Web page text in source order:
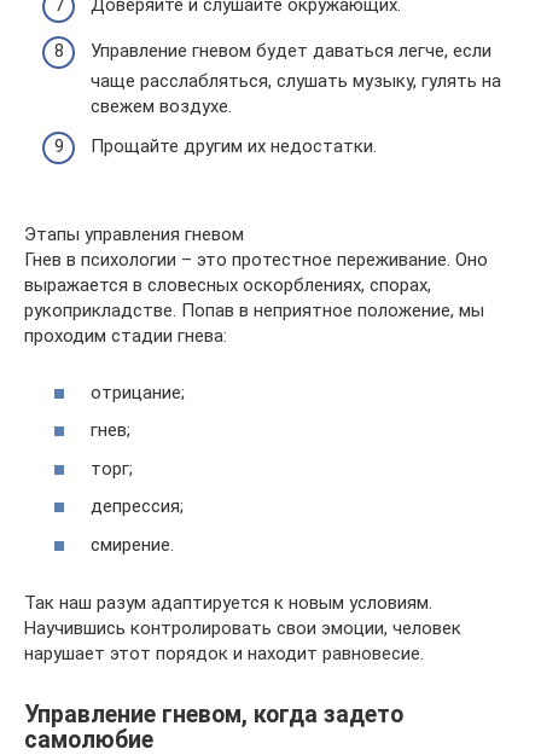
Доверяйте и слушайте окружающих.
Управление гневом будет даваться легче, если
чаще расслабляться, слушать музыку, гулять на
свежем воздухе.
Прощайте другим их недостатки.
Этапы управления гневом
Гнев в психологии – это протестное переживание. Оно
выражается в словесных оскорблениях, спорах,
рукоприкладстве. Попав в неприятное положение, мы
проходим стадии гнева:
отрицание;
гнев;
торг;
депрессия;
смирение.
Так наш разум адаптируется к новым условиям.
Научившись контролировать свои эмоции, человек
нарушает этот порядок и находит равновесие.
Управление гневом, когда задето
самолюбие